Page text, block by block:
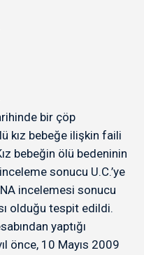
bir çöp
kız bebeğe ilişkin faili
bebeğin ölü bedeninin
sonucu U.C.’ye
incelemesi sonucu
olduğu tespit edildi.
yaptığı
önce, 10 Mayıs 2009